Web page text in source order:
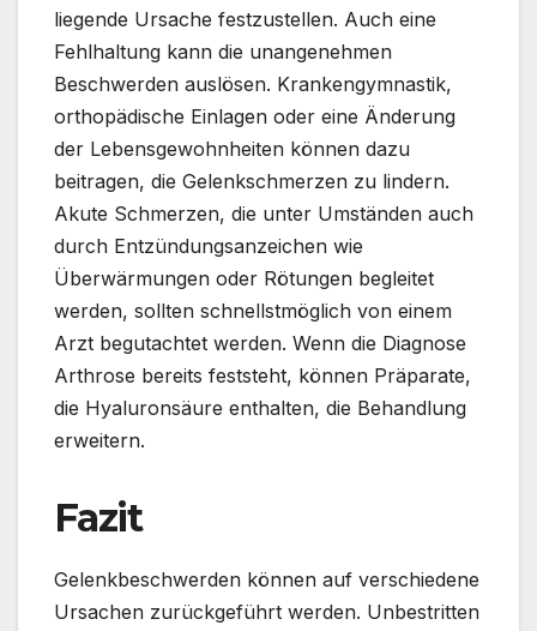
liegende Ursache festzustellen. Auch eine
Fehlhaltung kann die unangenehmen
Beschwerden auslösen. Krankengymnastik,
orthopädische Einlagen oder eine Änderung
der Lebensgewohnheiten können dazu
beitragen, die Gelenkschmerzen zu lindern.
Akute Schmerzen, die unter Umständen auch
durch Entzündungsanzeichen wie
Überwärmungen oder Rötungen begleitet
werden, sollten schnellstmöglich von einem
Arzt begutachtet werden. Wenn die Diagnose
Arthrose bereits feststeht, können Präparate,
die Hyaluronsäure enthalten, die Behandlung
erweitern.
Fazit
Gelenkbeschwerden können auf verschiedene
Ursachen zurückgeführt werden. Unbestritten